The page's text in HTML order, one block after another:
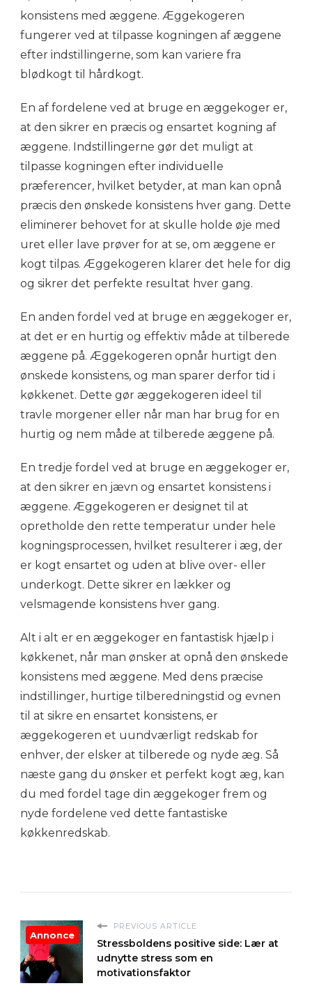
konsistens med æggene. Æggekogeren
fungerer ved at tilpasse kogningen af æggene
efter indstillingerne, som kan variere fra
blødkogt til hårdkogt.
En af fordelene ved at bruge en æggekoger er,
at den sikrer en præcis og ensartet kogning af
æggene. Indstillingerne gør det muligt at
tilpasse kogningen efter individuelle
præferencer, hvilket betyder, at man kan opnå
præcis den ønskede konsistens hver gang. Dette
eliminerer behovet for at skulle holde øje med
uret eller lave prøver for at se, om æggene er
kogt tilpas. Æggekogeren klarer det hele for dig
og sikrer det perfekte resultat hver gang.
En anden fordel ved at bruge en æggekoger er,
at det er en hurtig og effektiv måde at tilberede
æggene på. Æggekogeren opnår hurtigt den
ønskede konsistens, og man sparer derfor tid i
køkkenet. Dette gør æggekogeren ideel til
travle morgener eller når man har brug for en
hurtig og nem måde at tilberede æggene på.
En tredje fordel ved at bruge en æggekoger er,
at den sikrer en jævn og ensartet konsistens i
æggene. Æggekogeren er designet til at
opretholde den rette temperatur under hele
kogningsprocessen, hvilket resulterer i æg, der
er kogt ensartet og uden at blive over- eller
underkogt. Dette sikrer en lækker og
velsmagende konsistens hver gang.
Alt i alt er en æggekoger en fantastisk hjælp i
køkkenet, når man ønsker at opnå den ønskede
konsistens med æggene. Med dens præcise
indstillinger, hurtige tilberedningstid og evnen
til at sikre en ensartet konsistens, er
æggekogeren et uundværligt redskab for
enhver, der elsker at tilberede og nyde æg. Så
næste gang du ønsker et perfekt kogt æg, kan
du med fordel tage din æggekoger frem og
nyde fordelene ved dette fantastiske
køkkenredskab.
PREVIOUS ARTICLE
Stressboldens positive side: Lær at
udnytte stress som en
motivationsfaktor
Annonce